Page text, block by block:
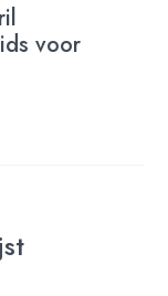
voor